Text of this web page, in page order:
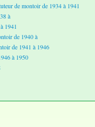
de montoir de 1934 à 1941
à
1941
de 1940 à
de 1941 à 1946
à 1950